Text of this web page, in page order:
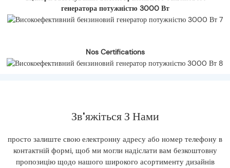
генератора потужністю 3000 Вт
Nos Certifications
Зв'яжіться З Нами
просто залиште свою електронну адресу або номер телефону в
контактній формі, щоб ми могли надіслати вам безкоштовну
пропозицію щодо нашого широкого асортименту дизайнів